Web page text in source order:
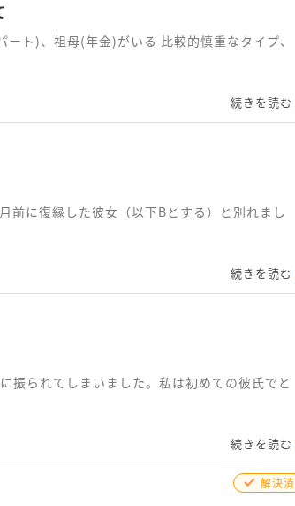
ト)、祖母(年金)がいる 比較的慎重なタイプ、
続きを読む
前に復縁した彼女（以下Bとする）と別れまし
続きを読む
振られてしまいました。私は初めての彼氏でと
続きを読む
解決済